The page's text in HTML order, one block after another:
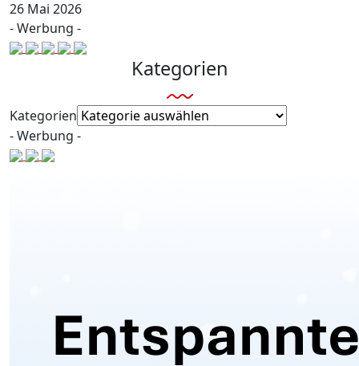
26 Mai 2026
- Werbung -
Kategorien
Kategorien
- Werbung -